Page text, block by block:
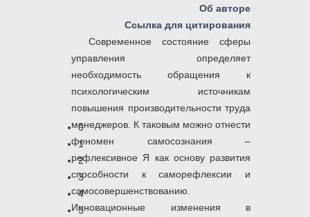
0
1
2
3
4
5
Об авторе
Ссылка для цитирования
Современное состояние сферы
управления определяет
необходимость обращения к
психологическим источникам
повышения производительности труда
менеджеров. К таковым можно отнести
феномен самосознания –
рефлексивное Я как основу развития
способности к саморефлексии и
самосовершенствованию.
Инновационные изменения в